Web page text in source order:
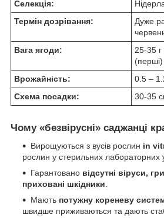
Селекція:
Термін дозрівання:
Дуже
Вага ягоди:
25-35
(перші)
Врожайність:
0.5 –
Схема посадки:
30-35
Чому «безвірусні» саджанці
Вирощуються з вусів рослин in
рослин у стерильних лабораторних
Гарантовано відсутні віруси,
приховані шкідники.
Мають потужну кореневу
швидше приживаються та дають